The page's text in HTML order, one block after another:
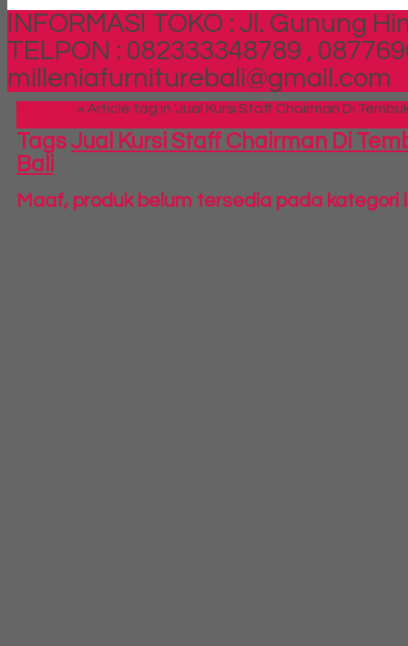
INFORMASI TOKO : Jl. Gunung
TELPON : 082333348789 ,
milleniafurniturebali@gmail.com
» Article tag in 'Jual Kursi Staff Chairman Di
Tags Jual Kursi Staff Chairman Di
Bali
Maaf, produk belum tersedia pada kategori